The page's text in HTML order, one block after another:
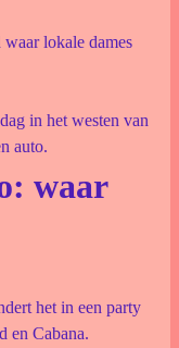
lokale dames
in het westen van
auto.
waar
het in een party
en Cabana.